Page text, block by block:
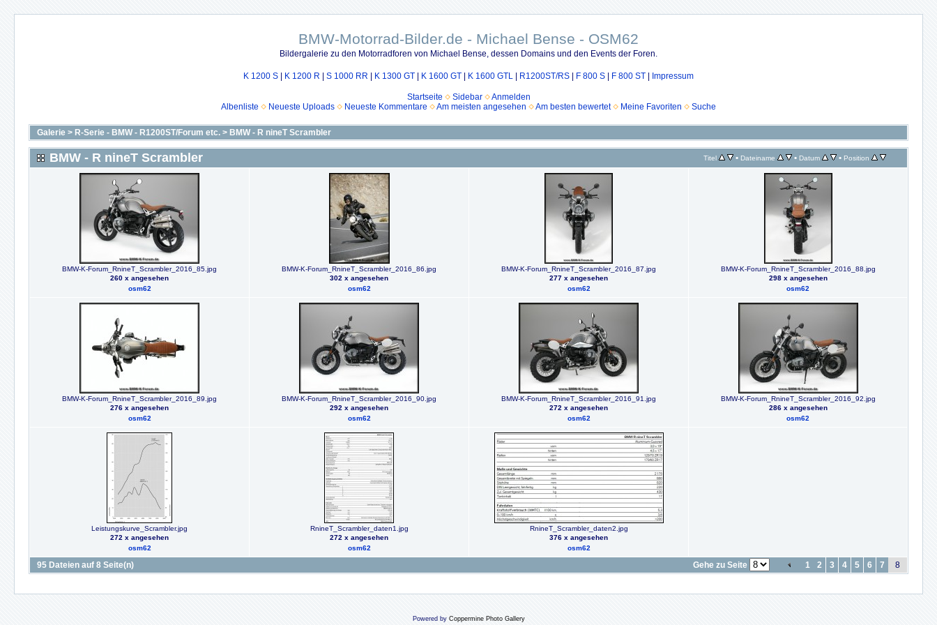
BMW-Motorrad-Bilder.de - Michael Bense - OSM62
Bildergalerie zu den Motorradforen von Michael Bense, dessen Domains und den Events der Foren.
K 1200 S K 1200 R S 1000 RR K 1300 GT K 1600 GT K 1600 GTL R1200ST/RS F 800 S F 800 ST Impressum
Startseite Sidebar
Anmelden
Albenliste
Neueste Uploads Neueste Kommentare Am meisten angesehen Am besten bewertet Meine Favoriten Suche
Galerie > R-Serie - BMW - R1200ST/Forum etc. > BMW - R nineT Scrambler
BMW - R nineT Scrambler Titel • Dateiname • Datum • Position
BMW-K-Forum_RnineT_Scrambler_2016_85.jpg
260 x angesehen
osm62
BMW-K-Forum_RnineT_Scrambler_2016_86.jpg
302 x angesehen
osm62
BMW-K-Forum_RnineT_Scrambler_2016_87.jpg
277 x angesehen
osm62
BMW-K-Forum_RnineT_Scrambler_2016_88.jpg
298 x angesehen
osm62
BMW-K-Forum_RnineT_Scrambler_2016_89.jpg
276 x angesehen
osm62
BMW-K-Forum_RnineT_Scrambler_2016_90.jpg
292 x angesehen
osm62
BMW-K-Forum_RnineT_Scrambler_2016_91.jpg
272 x angesehen
osm62
BMW-K-Forum_RnineT_Scrambler_2016_92.jpg
286 x angesehen
osm62
Leistungskurve_Scrambler.jpg
272 x angesehen
osm62
RnineT_Scrambler_daten1.jpg
272 x angesehen
osm62
RnineT_Scrambler_daten2.jpg
376 x angesehen
osm62
95 Dateien auf 8 Seite(n) Gehe zu Seite 1 2 3 4 5 6 7 8
Powered by Coppermine Photo Gallery